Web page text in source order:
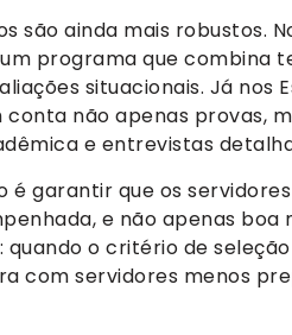
são ainda mais robustos.
programa que combina
situacionais. Já nos
não apenas provas,
e entrevistas
é garantir que os
e não apenas boa
o critério de
com servidores menos